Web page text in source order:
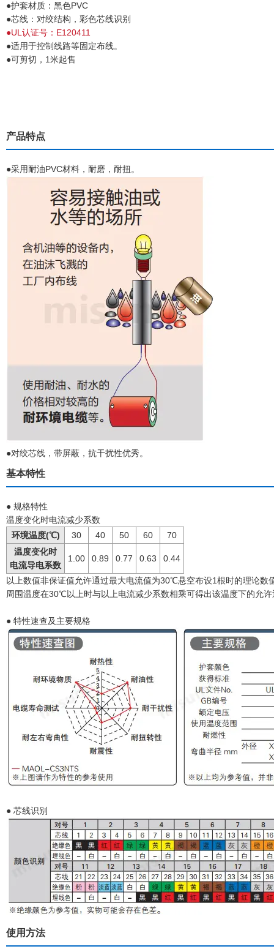
●护套材质：黑色PVC
●芯线：对绞结构，彩色芯线识别
●UL认证号：E120411
●适用于控制线路等固定布线。
●可剪切，1米起售
产品特点
●采用耐油PVC材料，耐磨，耐扭。
●对绞芯线，带屏蔽，抗干扰性优秀。
基本特性
● 规格特性
温度变化时电流减少系数
环境温度(℃)
30 40 50 60
70
温度变化时
电流导电系数
1.00 0.89 0.77 0.63 0.44
以上数值非保证值允许通过最大电流值为30℃悬空布设1根时的理论数
周围温度在30℃以上时与以上电流减少系数相乘可得出该温度下的允
● 特性速查及主要规格
● 芯线识别
使用方法